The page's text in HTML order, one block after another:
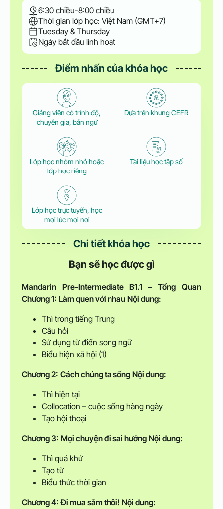
6:30 chiều-8:00 chiều
Thời gian lớp học: Việt Nam (GMT+7)
Tuesday & Thursday
Ngày bắt đầu linh hoạt
Điểm nhấn của khóa học
Giảng viên có trình độ,
chuyên gia, bản ngữ
Dựa trên khung CEFR
Lớp học nhóm nhỏ hoặc
lớp học riêng
Tài liệu học tập số
Lớp học trực tuyến, học
mọi lúc mọi nơi
Chi tiết khóa học
Bạn sẽ học được gì
Mandarin Pre-IntermediateB1.1 – Tổng Quan
Chương 1: Làm quen với nhau Nội dung:
Thì trong tiếng Trung
Câu hỏi
Sử dụng từ điển song ngữ
Biểu hiện xã hội (1)
Chương 2: Cách chúng ta sống Nội dung:
Thì hiện tại
Collocation – cuộc sống hàng ngày
Tạo hội thoại
Chương 3: Mọi chuyện đi sai hướng Nội dung:
Thì quá khứ
Tạo từ
Biểu thức thời gian
Chương 4: Đi mua sắm thôi! Nội dung: